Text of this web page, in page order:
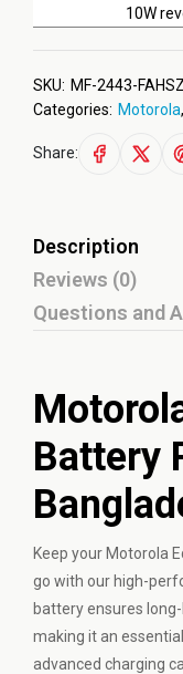
10W
SKU: MF-2443-FAHSZ
Categories: Motorola,
Share:
Description
Reviews (0)
Questions and
Battery
Keep your Motorola
go with our high-
battery ensures
making it an
advanced charging